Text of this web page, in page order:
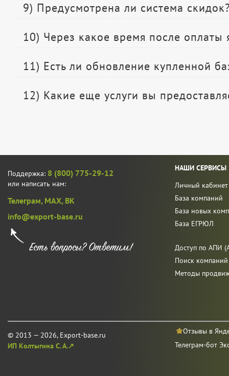
9) Предусмотрена ли система
10) Через какое время после оплаты
11) Есть ли обновление купленной
12) Какие еще услуги вы
Поддержка: 8 (800) 775-29-12
или написать нам:
Телеграм, MAX, ВК
info@export-base.ru
© 2013 — 2026, Export-base.ru
ИП Колтыгина С. А.↗
НАШИ СЕРВИСЫ
Личный кабинет
База компаний
База новых
База ЕГРЮЛ
Доступ по АПИ
Поиск
Методы
Отзывы в
Телеграм-бот